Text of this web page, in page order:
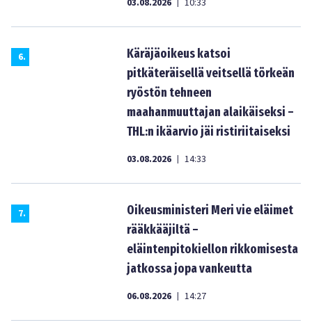
03.08.2026 | 10:33
6.
Käräjäoikeus katsoi
pitkäteräisellä veitsellä törkeän
ryöstön tehneen
maahanmuuttajan alaikäiseksi –
THL:n ikäarvio jäi ristiriitaiseksi
03.08.2026 | 14:33
7.
Oikeusministeri Meri vie eläimet
rääkkääjiltä –
eläintenpitokiellon rikkomisesta
jatkossa jopa vankeutta
06.08.2026 | 14:27